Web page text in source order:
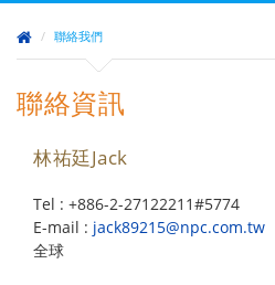
聯絡我們
聯絡資訊
林祐廷Jack
Tel : +886-2-27122211#5774
E-mail : jack89215@npc.com.tw
全球